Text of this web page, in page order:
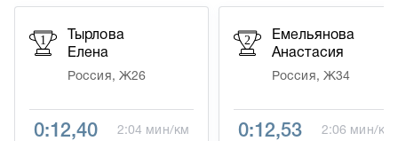
1
Тырлова
Елена
Россия, Ж26
0:12,40 2:04 мин/км
2
Емельянова
Анастасия
Россия, Ж34
0:12,53 2:06 мин/км